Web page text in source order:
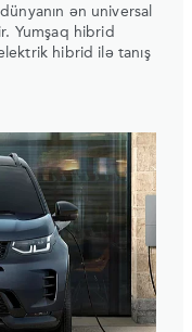
ən universal
Yumşaq hibrid
hibrid ilə tanış